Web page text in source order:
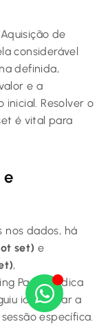
de
considerável
definida,
e a
Resolver o
é vital para
e
nos dados, há
set) e
,
Pages, indica
identificar a
específica.